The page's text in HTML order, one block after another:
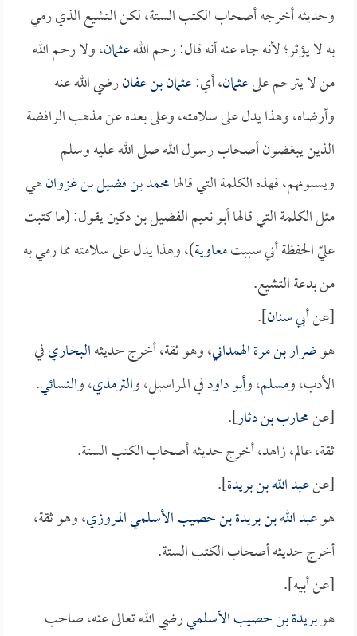
وحديثه أخرجه أصحاب الكتب الستة، لكن التشيع الذي رمي
به لا يؤثر؛ لأنه جاء عنه أنه قال: رحم اللهعثمان، ولا رحم الله
من لا يترحم علىعثمان، أي:عثمان بن عفانرضي الله عنه
وأرضاه، وهذا يدل على سلامته، وعلى بعده عن مذهب الرافضة
الذين يبغضون أصحاب رسول الله صلى الله عليه وسلم
ويسبونهم، فهذه الكلمة التي قالهامحمد بن فضيل بن غزوانهي
مثل الكلمة التي قالها أبو نعيم الفضيل بن دكين يقول: (ما كتبت
عليّ الحفظة أني سببتمعاوية)، وهذا يدل على سلامته مما رمي به
من بدعة التشيع.
[عنأبي سنان].
هوضرار بن مرة الهمداني، وهو ثقة، أخرج حديثهالبخاريفي
الأدب، ومسلم، وأبو داودفي المراسيل، والترمذي، والنسائي.
[عنمحارب بن دثار].
ثقة، عالم، زاهد، أخرج حديثه أصحاب الكتب الستة.
[عنعبد الله بن بريدة].
هوعبد الله بن بريدة بن حصيب الأسلمي المروزي، وهو ثقة،
أخرج حديثه أصحاب الكتب الستة.
[عن أبيه].
هوبريدة بن حصيب الأسلميرضي الله تعالى عنه، صاحب